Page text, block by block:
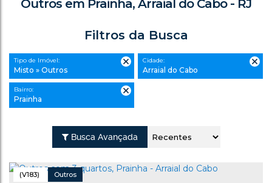
Outros em Prainha, Arraial do Cabo - RJ
Filtros da Busca
Tipo de Imóvel:
Misto » Outros
Cidade:
Arraial do Cabo
Bairro:
Prainha
Busca Avançada
(V183) Outros